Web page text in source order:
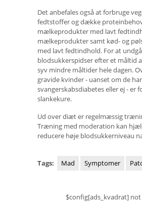
Det anbefales også at forbruge
fedtstoffer og dække
mælkeprodukter med lavt
mælkeprodukter samt kød- og
med lavt fedtindhold. For at undgå
blodsukkerspidser efter et måltid
syv mindre måltider hele dagen.
gravide kvinder - uanset om de har
svangerskabsdiabetes eller ej - er
slankekure.
Ud over diæt er regelmæssig
Træning med moderation kan
reducere høje blodsukkerniveau
Tags: Mad Symptomer
$config[ads_kvadrat]